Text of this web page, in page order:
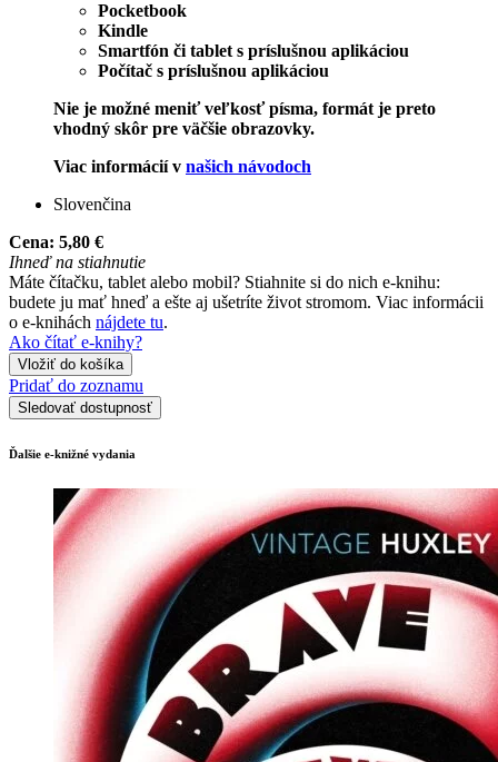
Pocketbook
Kindle
Smartfón či tablet s príslušnou aplikáciou
Počítač s príslušnou aplikáciou
Nie je možné meniť veľkosť písma, formát je preto
vhodný skôr pre väčšie obrazovky.
Viac informácií v našich návodoch
Slovenčina
Cena: 5,80 €
Ihneď na stiahnutie
Máte čítačku, tablet alebo mobil? Stiahnite si do nich e-knihu:
budete ju mať hneď a ešte aj ušetríte život stromom. Viac informácii
o e-knihách nájdete tu.
Ako čítať e-knihy?
Vložiť do košíka
Pridať do zoznamu
Sledovať dostupnosť
Ďalšie e-knižné vydania